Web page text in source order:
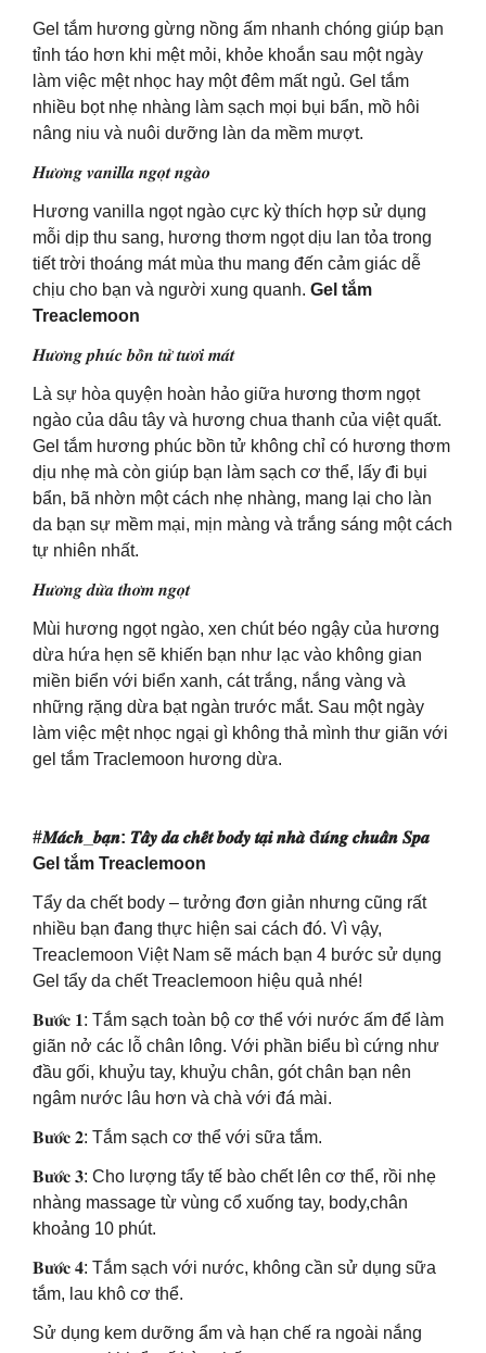
Gel tắm hương gừng nồng ấm nhanh chóng giúp bạn
tỉnh táo hơn khi mệt mỏi, khỏe khoắn sau một ngày
làm việc mệt nhọc hay một đêm mất ngủ. Gel tắm
nhiều bọt nhẹ nhàng làm sạch mọi bụi bẩn, mồ hôi
nâng niu và nuôi dưỡng làn da mềm mượt.
𝑯𝒖̛𝒐̛𝒏𝒈 𝒗𝒂𝒏𝒊𝒍𝒍𝒂 𝒏𝒈𝒐̣𝒕 𝒏𝒈𝒂̀𝒐
Hương vanilla ngọt ngào cực kỳ thích hợp sử dụng
mỗi dịp thu sang, hương thơm ngọt dịu lan tỏa trong
tiết trời thoáng mát mùa thu mang đến cảm giác dễ
chịu cho bạn và người xung quanh. Gel tắm
Treaclemoon
𝑯𝒖̛𝒐̛𝒏𝒈 𝒑𝒉𝒖́𝒄 𝒃𝒐̂̀𝒏 𝒕𝒖̛̉ 𝒕𝒖̛𝒐̛𝒊 𝒎𝒂́𝒕
Là sự hòa quyện hoàn hảo giữa hương thơm ngọt
ngào của dâu tây và hương chua thanh của việt quất.
Gel tắm hương phúc bồn tử không chỉ có hương thơm
dịu nhẹ mà còn giúp bạn làm sạch cơ thể, lấy đi bụi
bẩn, bã nhờn một cách nhẹ nhàng, mang lại cho làn
da bạn sự mềm mại, mịn màng và trắng sáng một cách
tự nhiên nhất.
𝑯𝒖̛𝒐̛𝒏𝒈 𝒅𝒖̛̀𝒂 𝒕𝒉𝒐̛𝒎 𝒏𝒈𝒐̣𝒕
Mùi hương ngọt ngào, xen chút béo ngậy của hương
dừa hứa hẹn sẽ khiến bạn như lạc vào không gian
miền biển với biển xanh, cát trắng, nắng vàng và
những rặng dừa bạt ngàn trước mắt. Sau một ngày
làm việc mệt nhọc ngại gì không thả mình thư giãn với
gel tắm Traclemoon hương dừa.
#𝑴𝒂́𝒄𝒉_𝒃𝒂̣𝒏: 𝑻𝒂̂̉𝒚 𝒅𝒂 𝒄𝒉𝒆̂́𝒕 𝒃𝒐𝒅𝒚 𝒕𝒂̣𝒊 𝒏𝒉𝒂̀ đ𝒖́𝒏𝒈 𝒄𝒉𝒖𝒂̂̉𝒏 𝑺𝒑𝒂
Gel tắm Treaclemoon
Tẩy da chết body – tưởng đơn giản nhưng cũng rất
nhiều bạn đang thực hiện sai cách đó. Vì vậy,
Treaclemoon Việt Nam sẽ mách bạn 4 bước sử dụng
Gel tẩy da chết Treaclemoon hiệu quả nhé!
𝐁𝐮̛𝐨̛́𝐜 𝟏: Tắm sạch toàn bộ cơ thể với nước ấm để làm
giãn nở các lỗ chân lông. Với phần biểu bì cứng như
đầu gối, khuỷu tay, khuỷu chân, gót chân bạn nên
ngâm nước lâu hơn và chà với đá mài.
𝐁𝐮̛𝐨̛́𝐜 𝟐: Tắm sạch cơ thể với sữa tắm.
𝐁𝐮̛𝐨̛́𝐜 𝟑: Cho lượng tẩy tế bào chết lên cơ thể, rồi nhẹ
nhàng massage từ vùng cổ xuống tay, body,chân
khoảng 10 phút.
𝐁𝐮̛𝐨̛́𝐜 𝟒: Tắm sạch với nước, không cần sử dụng sữa
tắm, lau khô cơ thể.
Sử dụng kem dưỡng ẩm và hạn chế ra ngoài nắng